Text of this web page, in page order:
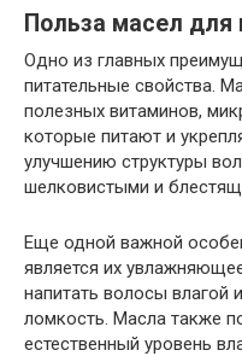
Польза масел для
Одно из главных
питательные свойства.
полезных витаминов,
которые питают и
улучшению структуры
шелковистыми и
Еще одной важной
является их
напитать волосы влагой
ломкость. Масла также
естественный уровень